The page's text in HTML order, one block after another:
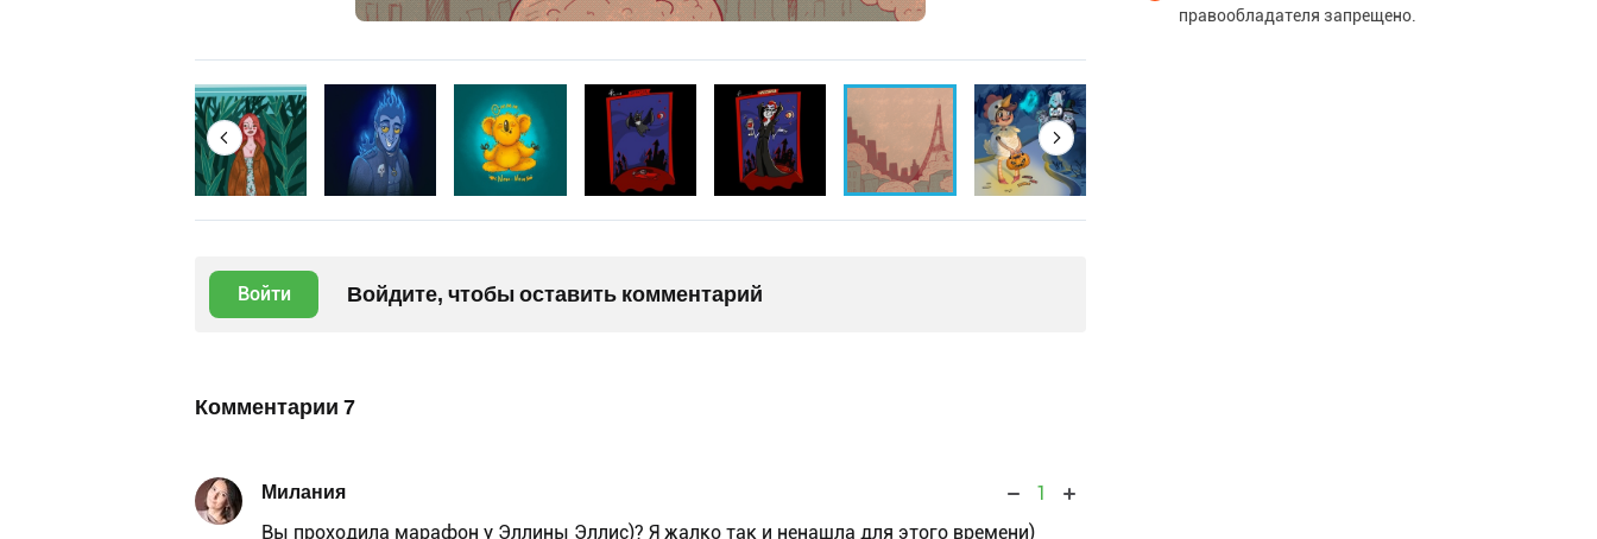
Войти Войдите, чтобы оставить комментарий
Комментарии 7
Милания
1
Вы проходила марафон у Эллины Эллис)? Я жалко так и ненашла для этого времени)
правообладателя запрещено.